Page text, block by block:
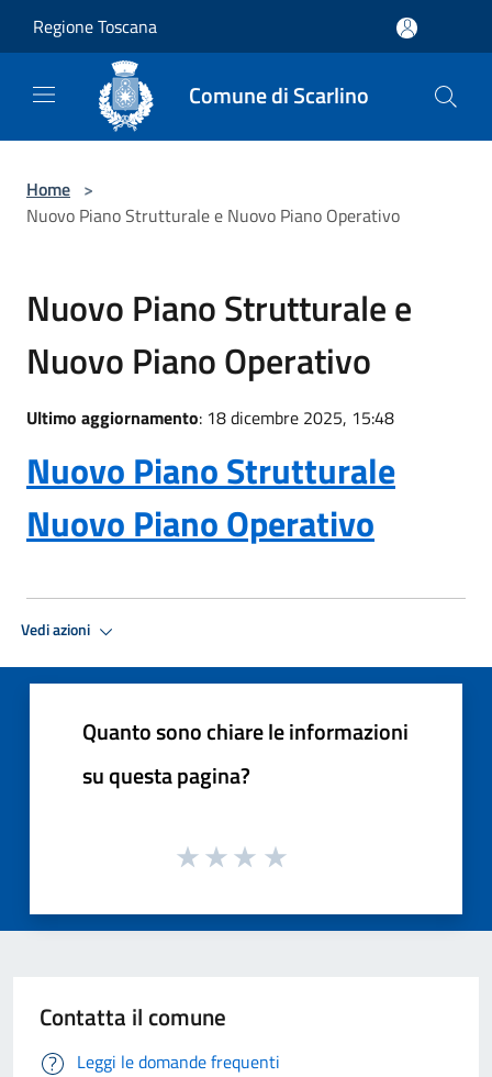
Regione Toscana
Comune di Scarlino
Home >
Nuovo Piano Strutturale e Nuovo Piano Operativo
Nuovo Piano Strutturale e
Nuovo Piano Operativo
Ultimo aggiornamento: 18 dicembre 2025, 15:48
Nuovo Piano Strutturale
Nuovo Piano Operativo
Vedi azioni
Quanto sono chiare le informazioni
su questa pagina?
Contatta il comune
Leggi le domande frequenti